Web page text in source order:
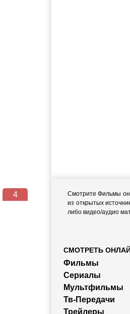
Смотрите Фильмы
из открытых
либо видео/аудио
СМОТРЕТЬ
Фильмы
Сериалы
Мультфильмы
Тв-Передачи
Трейлеры
4